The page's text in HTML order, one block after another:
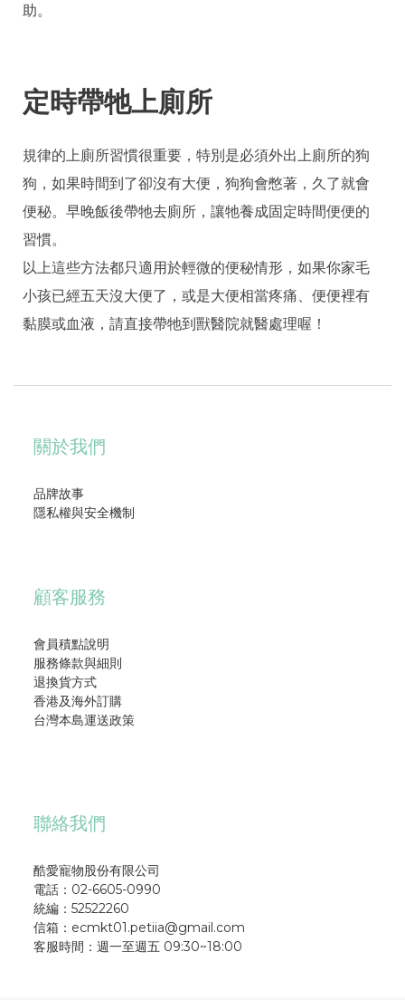
助。
定時帶牠上廁所
規律的上廁所習慣很重要，特別是必須外出上廁所的狗
狗，如果時間到了卻沒有大便，狗狗會憋著，久了就會
便秘。早晚飯後帶牠去廁所，讓牠養成固定時間便便的
習慣。
以上這些方法都只適用於輕微的便秘情形，如果你家毛
小孩已經五天沒大便了，或是大便相當疼痛、便便裡有
黏膜或血液，請直接帶牠到獸醫院就醫處理喔！
關於我們
品牌故事
隱私權與安全機制
顧客服務
會員積點說明
服務條款與細則
退換貨方式
香港及海外訂購
台灣本島運送政策
聯絡我們
酷愛寵物股份有限公司
電話：02-6605-0990
統編：52522260
信箱：ecmkt01.petiia@gmail.com
客服時間：週一至週五 09:30~18:00